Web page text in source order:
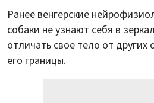
Ранее венгерские
собаки не узнают себя в
отличать свое тело от других
его границы.